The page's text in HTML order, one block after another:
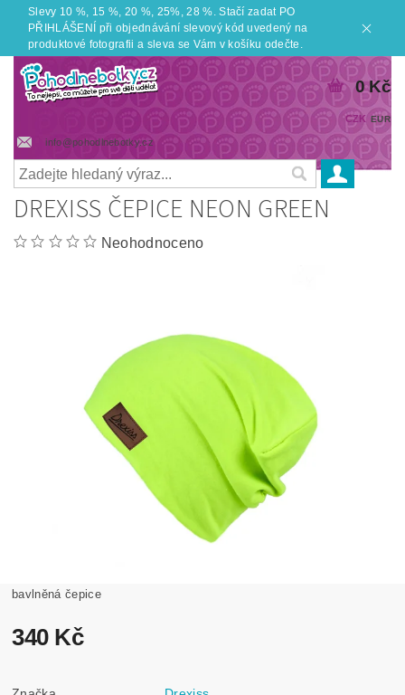
Slevy 10 %, 15 %, 20 %, 25%, 28 %. Stačí zadat PO
PŘIHLÁŠENÍ při objednávání slevový kód uvedený na
produktové fotografii a sleva se Vám v košíku odečte.
info@pohodlnebotky.cz
CZK EUR
0 Kč
DREXISS ČEPICE NEON GREEN
Neohodnoceno
bavlněná čepice
340 Kč